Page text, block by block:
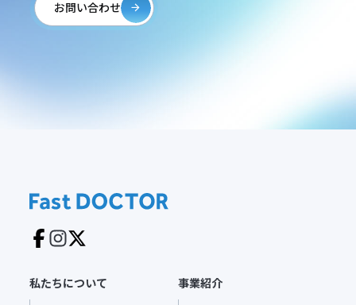
お問い合わせ
私たちについて 事業紹介